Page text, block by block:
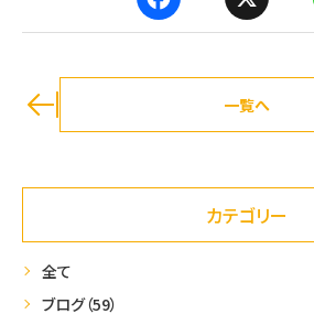
c
o
一覧へ
カテゴリー
全て
ブログ（59）